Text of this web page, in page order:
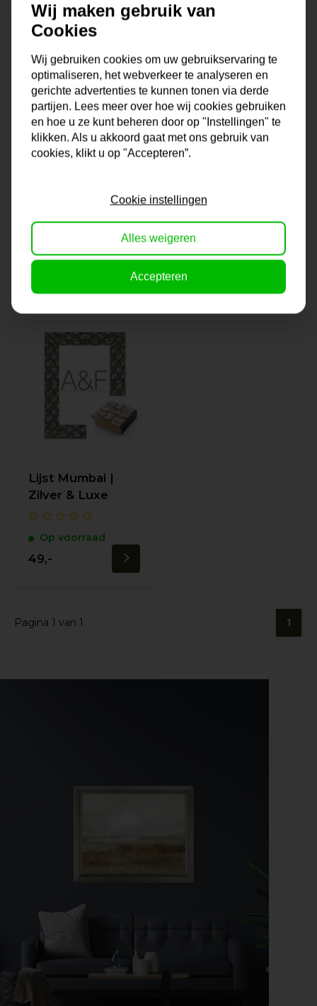
Lijst Helsinki | Wit
Op voorraad
Lijst Tanger | Wit
Op voorraad
79,-
Lijst Mumbai |
Zilver & Luxe
Op voorraad
49,-
Pagina 1 van 1 1
Wij maken gebruik van
Cookies
Wij gebruiken cookies om uw gebruikservaring te
optimaliseren, het webverkeer te analyseren en
gerichte advertenties te kunnen tonen via derde
partijen. Lees meer over hoe wij cookies gebruiken
en hoe u ze kunt beheren door op "Instellingen" te
klikken. Als u akkoord gaat met ons gebruik van
cookies, klikt u op "Accepteren”.
Cookie instellingen
Alles weigeren
Accepteren